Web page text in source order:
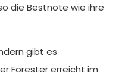
die Bestnote wie ihre
gibt es
Forester erreicht im